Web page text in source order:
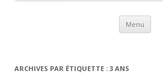
Menu Aller
ARCHIVES PAR ÉTIQUETTE : 3 ANS